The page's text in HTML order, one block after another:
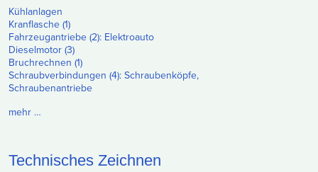
Kühlanlagen
Kranflasche (1)
Fahrzeugantriebe (2): Elektroauto
Dieselmotor (3)
Bruchrechnen (1)
Schraubverbindungen (4): Schraubenköpfe,
Schraubenantriebe
mehr …
Technisches Zeichnen